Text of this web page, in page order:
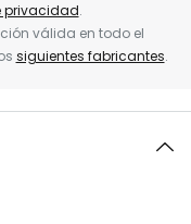
privacidad.
válida en todo el
siguientes fabricantes.